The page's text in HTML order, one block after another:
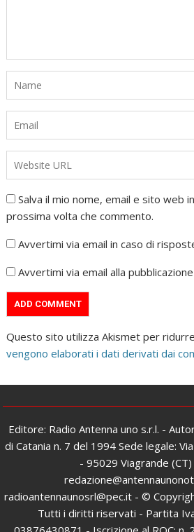
Salva il mio nome, email e sito web
prossima volta che commento.
Avvertimi via email in caso di
Avvertimi via email alla
Questo sito utilizza Akismet per
vengono elaborati i dati derivati dai
Editore: Radio Antenna uno s.r.l. -
di Catania n. 7 del 1994 Sede legale:
- 95029 Viagrande (CT)
radioantennaunosrl@pec.it - ©
Tutti i diritti riservati - Partita